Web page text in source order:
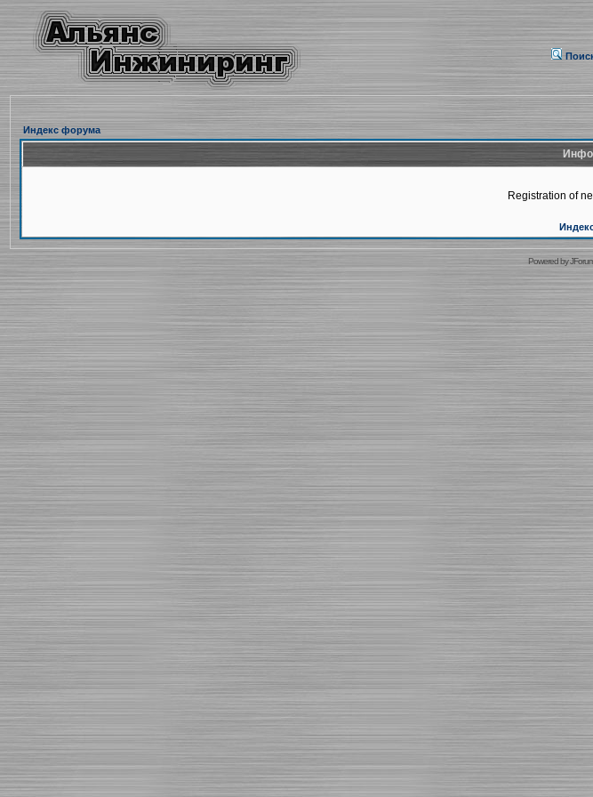
Индекс форума
Registration of
Powered by